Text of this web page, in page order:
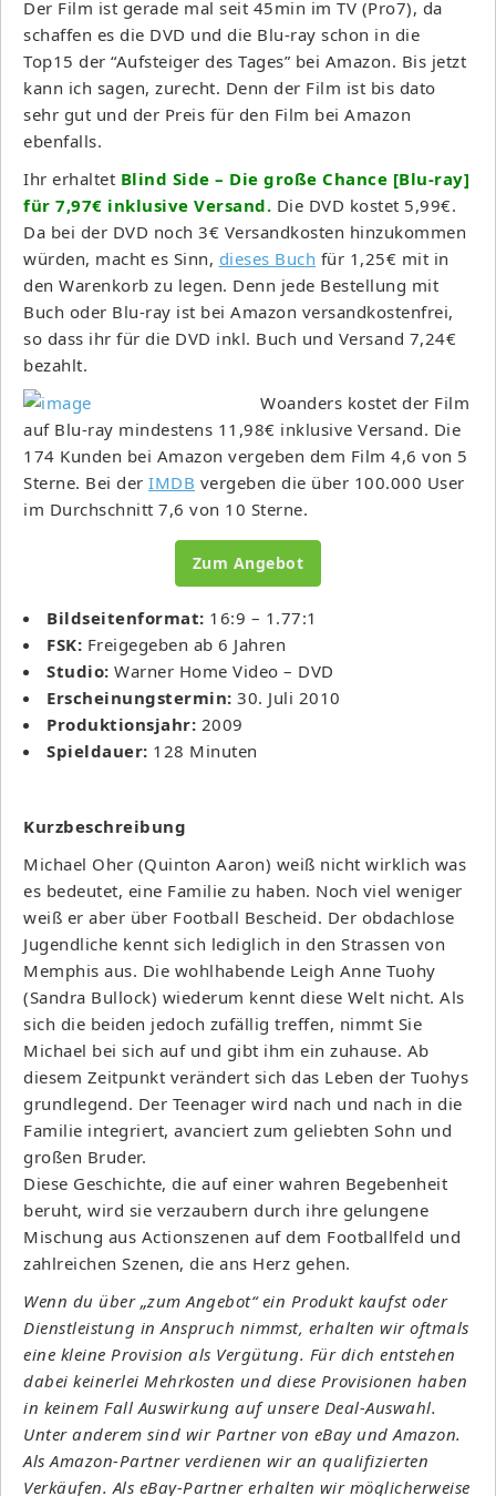
Der Film ist gerade mal seit 45min im TV (Pro7), da
schaffen es die DVD und die Blu-ray schon in die
Top15 der “Aufsteiger des Tages” bei Amazon. Bis jetzt
kann ich sagen, zurecht. Denn der Film ist bis dato
sehr gut und der Preis für den Film bei Amazon
ebenfalls.
Ihr erhaltet Blind Side – Die große Chance [Blu-ray]
für 7,97€ inklusive Versand. Die DVD kostet 5,99€.
Da bei der DVD noch 3€ Versandkosten hinzukommen
würden, macht es Sinn, dieses Buch für 1,25€ mit in
den Warenkorb zu legen. Denn jede Bestellung mit
Buch oder Blu-ray ist bei Amazon versandkostenfrei,
so dass ihr für die DVD inkl. Buch und Versand 7,24€
bezahlt.
Woanders kostet der Film
auf Blu-ray mindestens 11,98€ inklusive Versand. Die
174 Kunden bei Amazon vergeben dem Film 4,6 von 5
Sterne. Bei der IMDB vergeben die über 100.000 User
im Durchschnitt 7,6 von 10 Sterne.
Zum Angebot
Bildseitenformat: 16:9 – 1.77:1
FSK: Freigegeben ab 6 Jahren
Studio: Warner Home Video – DVD
Erscheinungstermin: 30. Juli 2010
Produktionsjahr: 2009
Spieldauer: 128 Minuten
Kurzbeschreibung
Michael Oher (Quinton Aaron) weiß nicht wirklich was
es bedeutet, eine Familie zu haben. Noch viel weniger
weiß er aber über Football Bescheid. Der obdachlose
Jugendliche kennt sich lediglich in den Strassen von
Memphis aus. Die wohlhabende Leigh Anne Tuohy
(Sandra Bullock) wiederum kennt diese Welt nicht. Als
sich die beiden jedoch zufällig treffen, nimmt Sie
Michael bei sich auf und gibt ihm ein zuhause. Ab
diesem Zeitpunkt verändert sich das Leben der Tuohys
grundlegend. Der Teenager wird nach und nach in die
Familie integriert, avanciert zum geliebten Sohn und
großen Bruder.
Diese Geschichte, die auf einer wahren Begebenheit
beruht, wird sie verzaubern durch ihre gelungene
Mischung aus Actionszenen auf dem Footballfeld und
zahlreichen Szenen, die ans Herz gehen.
Wenn du über „zum Angebot“ ein Produkt kaufst oder
Dienstleistung in Anspruch nimmst, erhalten wir oftmals
eine kleine Provision als Vergütung. Für dich entstehen
dabei keinerlei Mehrkosten und diese Provisionen haben
in keinem Fall Auswirkung auf unsere Deal-Auswahl.
Unter anderem sind wir Partner von eBay und Amazon.
Als Amazon-Partner verdienen wir an qualifizierten
Verkäufen. Als eBay-Partner erhalten wir möglicherweise